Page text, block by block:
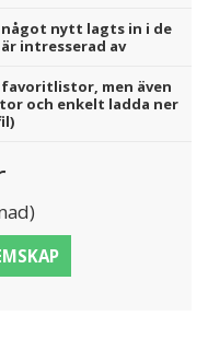
nytt lagts in i de
intresserad av
men även
och enkelt ladda ner